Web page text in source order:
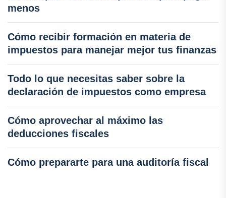
menos
Cómo recibir formación en materia de
impuestos para manejar mejor tus finanzas
Todo lo que necesitas saber sobre la
declaración de impuestos como empresa
Cómo aprovechar al máximo las
deducciones fiscales
Cómo prepararte para una auditoría fiscal